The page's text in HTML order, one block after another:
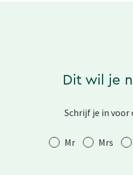
Dit wil je
Schrijf je in voor
Aanhef Mr Mrs